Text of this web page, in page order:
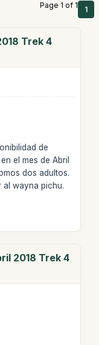
Page 1 of 1 1
Trek 4
de
el mes de Abril
dos adultos.
al wayna pichu.
2018 Trek 4